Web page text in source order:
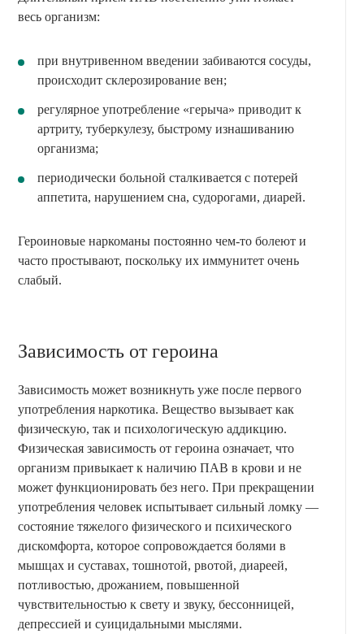
весь организм:
при внутривенном введении забиваются сосуды,
происходит склерозирование вен;
регулярное употребление «герыча» приводит к
артриту, туберкулезу, быстрому изнашиванию
организма;
периодически больной сталкивается с потерей
аппетита, нарушением сна, судорогами, диарей.
Героиновые наркоманы постоянно чем-то болеют и
часто простывают, поскольку их иммунитет очень
слабый.
Зависимость от героина
Зависимость может возникнуть уже после первого
употребления наркотика. Вещество вызывает как
физическую, так и психологическую аддикцию.
Физическая зависимость от героина означает, что
организм привыкает к наличию ПАВ в крови и не
может функционировать без него. При прекращении
употребления человек испытывает сильный ломку —
состояние тяжелого физического и психического
дискомфорта, которое сопровождается болями в
мышцах и суставах, тошнотой, рвотой, диареей,
потливостью, дрожанием, повышенной
чувствительностью к свету и звуку, бессонницей,
депрессией и суицидальными мыслями.